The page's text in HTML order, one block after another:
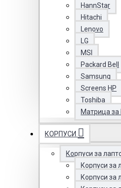
HannStar
Hitachi
Lenovo
LG
MSI
Packard Bell
Samsung
Screens HP
Toshiba
Матрица
КОРПУСИ
Корпуси за
Корпуси за
Корпуси за